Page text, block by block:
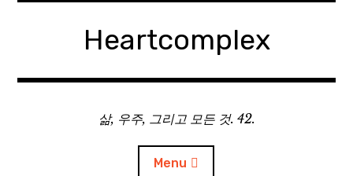
Heartcomplex
삶, 우주, 그리고 모든 것. 42.
Menu